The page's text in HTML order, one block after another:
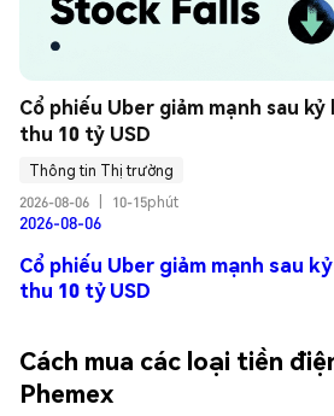
Cổ phiếu Uber giảm mạnh sau
thu 10 tỷ USD
Thông tin Thị trường
2026-08-06
10-15phút
2026-08-06
Cổ phiếu Uber giảm mạnh sau
thu 10 tỷ USD
Cách mua các loại tiền
Phemex